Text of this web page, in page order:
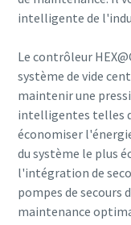
intelligente de
Le contrôleur
système de vide
maintenir une
intelligentes telles
économiser
du système le plus
l'intégration de
pompes de secours
maintenance
Envoyer
Envoyer
Envoyer
Envoyer
Envoyer